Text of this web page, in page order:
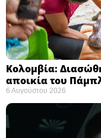
Κολομβία:
αποικία του
6 Αυγούστου 2026